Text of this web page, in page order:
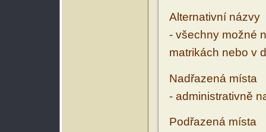
Alternativní názvy
- všechny možné
matrikách nebo v
Nadřazená místa
- administrativně
Podřazená místa